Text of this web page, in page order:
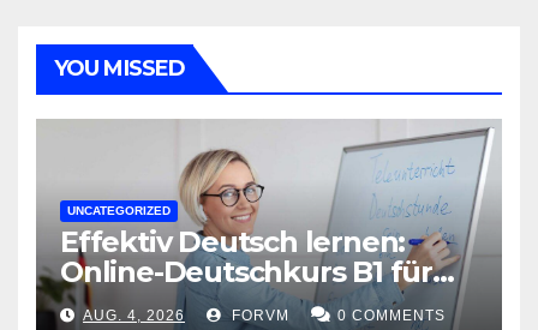
YOU MISSED
UNCATEGORIZED
Effektiv Deutsch lernen:
Online-Deutschkurs B1 für
flexible Lernerfolge
AUG. 4, 2026 FORVM 0 COMMENTS